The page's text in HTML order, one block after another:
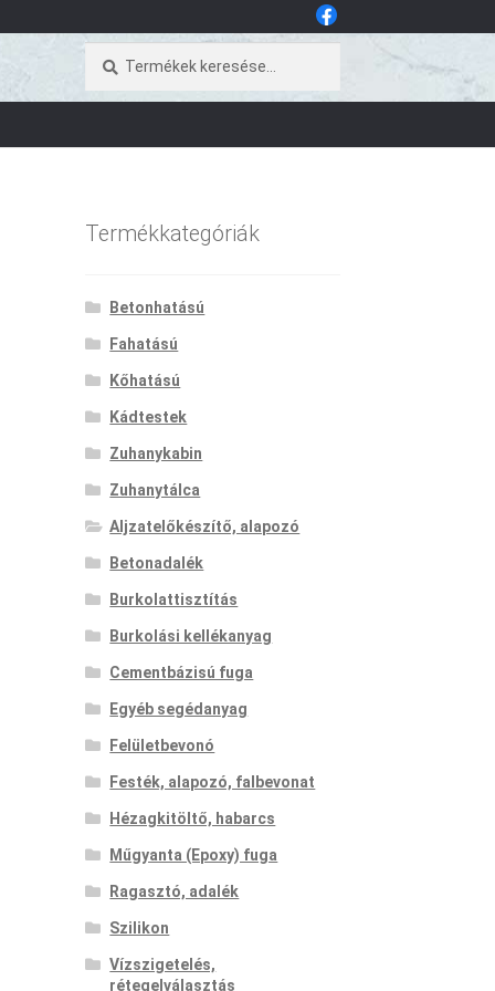
következőre:
Termékkategóriák
Betonhatású
Fahatású
Kőhatású
Kádtestek
Zuhanykabin
Zuhanytálca
Aljzatelőkészítő, alapozó
Betonadalék
Burkolattisztítás
Burkolási kellékanyag
Cementbázisú fuga
Egyéb segédanyag
Felületbevonó
Festék, alapozó, falbevonat
Hézagkitöltő, habarcs
Műgyanta (Epoxy) fuga
Ragasztó, adalék
Szilikon
Vízszigetelés,
rétegelválasztás